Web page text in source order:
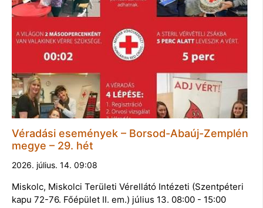
Véradási események – Borsod-Abaúj-Zemplén
megye – 29. hét
2026. július. 14. 09:08
Miskolc, Miskolci Területi Vérellátó Intézeti (Szentpéteri
kapu 72-76. Főépület II. em.) július 13. 08:00 - 15:00